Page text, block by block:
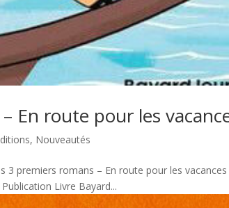
En route pour les
, Nouveautés
premiers romans – En route pour les
Livre Bayard...